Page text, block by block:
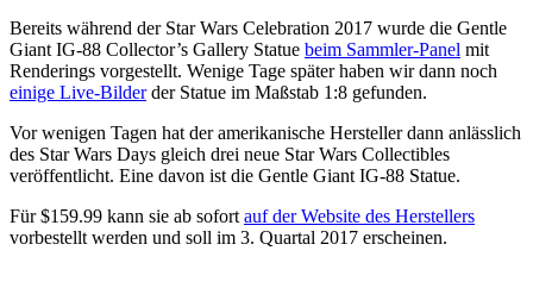
Bereits während der Star Wars Celebration 2017 wurde die Gentle
Giant IG-88 Collector’s Gallery Statue beim Sammler-Panel mit
Renderings vorgestellt. Wenige Tage später haben wir dann noch
einige Live-Bilderder Statue im Maßstab 1:8 gefunden.
Vor wenigen Tagen hat der amerikanische Hersteller dann anlässlich
des Star Wars Days gleich drei neue Star Wars Collectibles
veröffentlicht. Eine davon ist die Gentle Giant IG-88 Statue.
Für $159.99 kann sie ab sofort auf der Website des Herstellers
vorbestellt werden und soll im 3. Quartal 2017 erscheinen.